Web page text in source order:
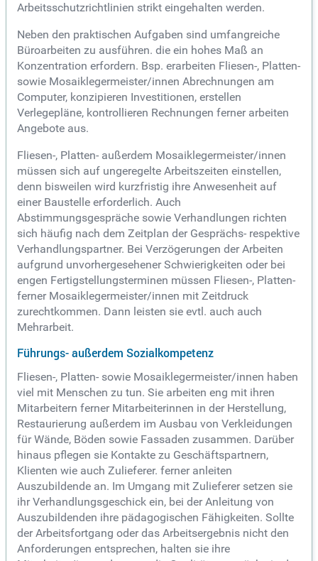
Arbeitsschutzrichtlinien strikt eingehalten werden.
Neben den praktischen Aufgaben sind umfangreiche
Büroarbeiten zu ausführen. die ein hohes Maß an
Konzentration erfordern. Bsp. erarbeiten Fliesen-, Platten-
sowie Mosaiklegermeister/innen Abrechnungen am
Computer, konzipieren Investitionen, erstellen
Verlegepläne, kontrollieren Rechnungen ferner arbeiten
Angebote aus.
Fliesen-, Platten- außerdem Mosaiklegermeister/innen
müssen sich auf ungeregelte Arbeitszeiten einstellen,
denn bisweilen wird kurzfristig ihre Anwesenheit auf
einer Baustelle erforderlich. Auch
Abstimmungsgespräche sowie Verhandlungen richten
sich häufig nach dem Zeitplan der Gesprächs- respektive
Verhandlungspartner. Bei Verzögerungen der Arbeiten
aufgrund unvorhergesehener Schwierigkeiten oder bei
engen Fertigstellungsterminen müssen Fliesen-, Platten-
ferner Mosaiklegermeister/innen mit Zeitdruck
zurechtkommen. Dann leisten sie evtl. auch auch
Mehrarbeit.
Führungs- außerdem Sozialkompetenz
Fliesen-, Platten- sowie Mosaiklegermeister/innen haben
viel mit Menschen zu tun. Sie arbeiten eng mit ihren
Mitarbeitern ferner Mitarbeiterinnen in der Herstellung,
Restaurierung außerdem im Ausbau von Verkleidungen
für Wände, Böden sowie Fassaden zusammen. Darüber
hinaus pflegen sie Kontakte zu Geschäftspartnern,
Klienten wie auch Zulieferer. ferner anleiten
Auszubildende an. Im Umgang mit Zulieferer setzen sie
ihr Verhandlungsgeschick ein, bei der Anleitung von
Auszubildenden ihre pädagogischen Fähigkeiten. Sollte
der Arbeitsfortgang oder das Arbeitsergebnis nicht den
Anforderungen entsprechen, halten sie ihre